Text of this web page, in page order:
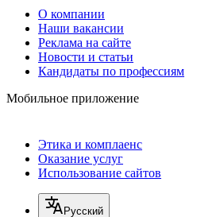
О компании
Наши вакансии
Реклама на сайте
Новости и статьи
Кандидаты по профессиям
Мобильное приложение
Этика и комплаенс
Оказание услуг
Использование сайтов
Русский